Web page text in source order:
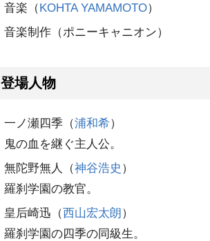
音楽（KOHTA YAMAMOTO）
音楽制作（ポニーキャニオン）
登場人物
一ノ瀬四季（浦和希）
鬼の血を継ぐ主人公。
無陀野無人（神谷浩史 ）
羅刹学園の教官。
皇后崎迅（西山宏太朗）
羅刹学園の四季の同級生。